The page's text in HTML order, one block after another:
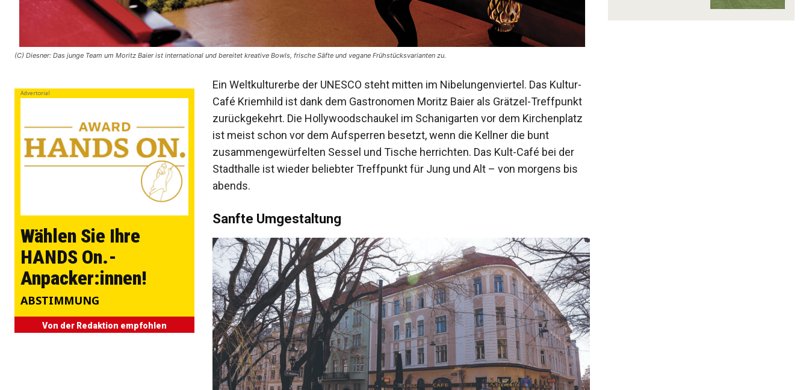
(C) Diesner: Das junge Team um Moritz Baier ist international und bereitet kreative Bowls, frische Säfte und vegane Frühstücksvarianten zu.
Advertorial
Wählen Sie Ihre
HANDS On.-
Anpacker:innen!
ABSTIMMUNG
Von der Redaktion empfohlen
Ein Weltkulturerbe der UNESCO steht mitten im Nibelungenviertel. Das Kultur-
Café Kriemhild ist dank dem Gastronomen Moritz Baier als Grätzel-Treffpunkt
zurückgekehrt. Die Hollywoodschaukel im Schani­garten vor dem Kirchenplatz
ist meist schon vor dem Aufsperren besetzt, wenn die Kellner die bunt
zusammengewürfelten Sessel und Tische herrichten. Das Kult-Café bei der
Stadthalle ist wieder beliebter Treffpunkt für Jung und Alt – von morgens bis
abends.
Sanfte Umgestaltung